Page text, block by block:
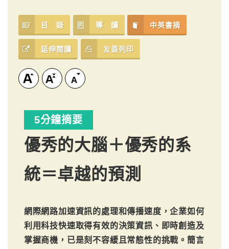
目 錄 導 讀 中英書摘
延伸閱讀 友善列印
5分鐘摘要
優秀的大腦＋優秀的系
統＝卓越的預測
網際網路加速資訊的處理和傳播速度，企業如何
利用科技快速取得有效的決策資訊、即時創造及
掌握商機，已是刻不容緩且常態性的挑戰。簡言